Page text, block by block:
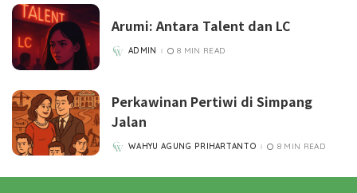
Arumi: Antara Talent dan LC
POSTED
ADMIN 8 MIN READ
Perkawinan Pertiwi di Simpang
Jalan
POSTED
WAHYU AGUNG PRIHARTANTO 8 MIN READ